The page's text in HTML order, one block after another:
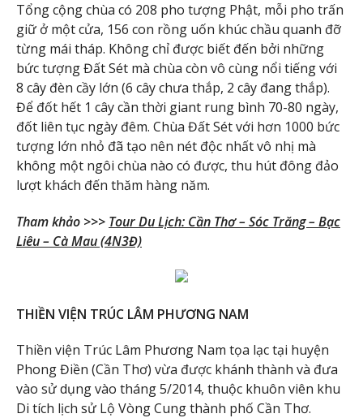
Tổng cộng chùa có 208 pho tượng Phật, mỗi pho trấn
giữ ở một cửa, 156 con rồng uốn khúc chầu quanh đỡ
từng mái tháp. Không chỉ được biết đến bởi những
bức tượng Đất Sét mà chùa còn vô cùng nổi tiếng với
8 cây đèn cầy lớn (6 cây chưa thắp, 2 cây đang thắp).
Để đốt hết 1 cây cần thời giant rung bình 70-80 ngày,
đốt liên tục ngày đêm. Chùa Đất Sét với hơn 1000 bức
tượng lớn nhỏ đã tạo nên nét độc nhất vô nhị mà
không một ngôi chùa nào có được, thu hút đông đảo
lượt khách đến thăm hàng năm.
Tham khảo >>> Tour Du Lịch: Cần Thơ – Sóc Trăng – Bạc
Liêu – Cà Mau (4N3Đ)
THIỀN VIỆN TRÚC LÂM PHƯƠNG NAM
Thiền viện Trúc Lâm Phương Nam tọa lạc tại huyện
Phong Điền (Cần Thơ) vừa được khánh thành và đưa
vào sử dụng vào tháng 5/2014, thuộc khuôn viên khu
Di tích lịch sử Lộ Vòng Cung thành phố Cần Thơ.